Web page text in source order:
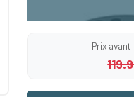
Prix